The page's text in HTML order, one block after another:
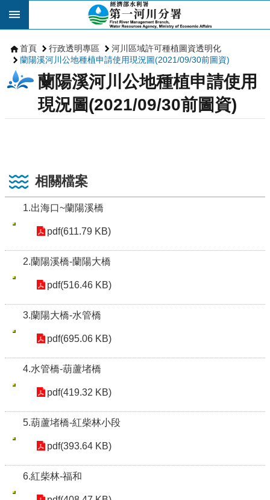
跳到主要內容區塊
首頁 行政透明專區
河川區域許可種植圖資透明化
蘭陽溪河川公地種植申請使用現況圖(2021/09/30前圖資)
蘭陽溪河川公地種植申請使用
現況圖(2021/09/30前圖資)
相關檔案
1.出海口~蘭陽溪橋
pdf(611.79 KB)
2.蘭陽溪橋-蘭陽大橋
pdf(516.46 KB)
3.蘭陽大橋-水管橋
pdf(695.06 KB)
4.水管橋-葫蘆堵橋
pdf(419.32 KB)
5.葫蘆堵橋-紅柴林小段
pdf(393.64 KB)
6.紅柴林-福和